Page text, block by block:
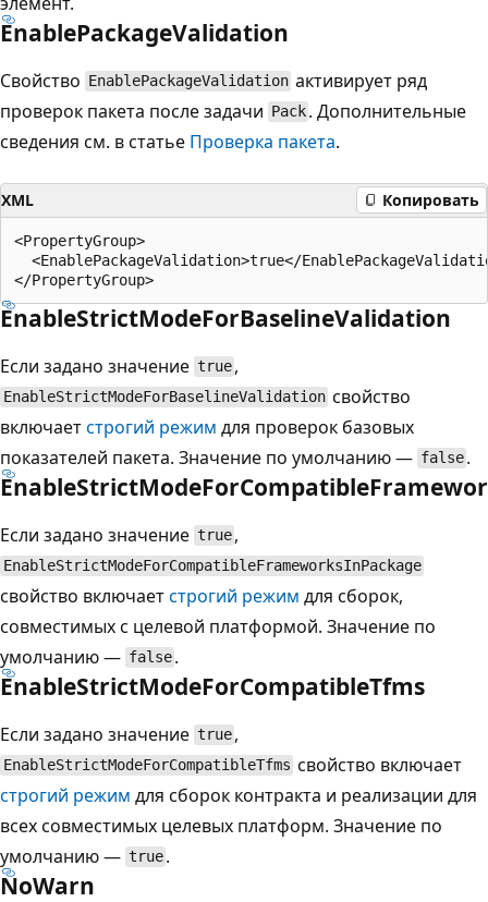
EnablePackageValidation
Свойство EnablePackageValidation активирует ряд
проверок пакета после задачи Pack . Дополнительные
сведения см. в статье Проверка пакета.
XML Копировать
<PropertyGroup>
<EnablePackageValidation>true</
EnableStrictModeForBaselineValidation
Если задано значение true ,
EnableStrictModeForBaselineValidation свойство
включаетстрогий режим для проверок базовых
показателей пакета. Значение по умолчанию — false .
Если задано значение true ,
EnableStrictModeForCompatibleFrameworksInPackage
свойство включаетстрогий режим для сборок,
совместимых с целевой платформой. Значение по
умолчанию — false .
EnableStrictModeForCompatibleTfms
Если задано значение true ,
EnableStrictModeForCompatibleTfms свойство включает
строгий режим для сборок контракта и реализации для
всех совместимых целевых платформ. Значение по
умолчанию — true .
NoWarn